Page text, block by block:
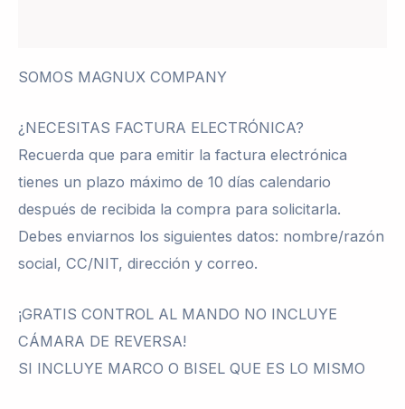
SOMOS MAGNUX COMPANY
¿NECESITAS FACTURA ELECTRÓNICA?
Recuerda que para emitir la factura electrónica
tienes un plazo máximo de 10 días calendario
después de recibida la compra para solicitarla.
Debes enviarnos los siguientes datos: nombre/razón
social, CC/NIT, dirección y correo.
¡GRATIS CONTROL AL MANDO NO INCLUYE
CÁMARA DE REVERSA!
SI INCLUYE MARCO O BISEL QUE ES LO MISMO